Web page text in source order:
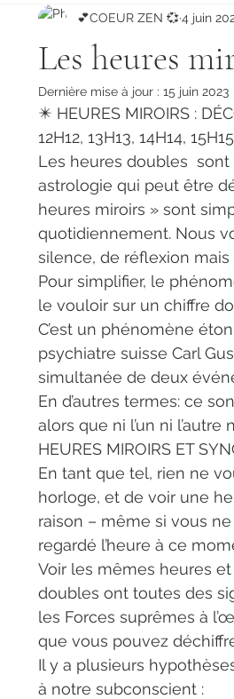
Les heures
💕COEUR ZEN 💞 4 juin
Dernière mise à jour : 15 juin 2023
✴️ HEURES MIROIRS :
12H12, 13H13, 14H14,
Les heures doubles
astrologie qui peut être
heures miroirs » sont
quotidiennement. Nous
silence, de réflexion
Pour simplifier, le
le vouloir sur un chiffre
C’est un phénomène
psychiatre suisse Carl
simultanée de deux
En d’autres termes: ce
alors que ni l’un ni l’autre
HEURES MIROIRS ET
En tant que tel, rien ne
horloge, et de voir une
raison – même si vous
regardé l’heure à ce
Voir les mêmes heures
doubles ont toutes des
les Forces suprêmes à
que vous pouvez
Il y a plusieurs
à notre subconscient :